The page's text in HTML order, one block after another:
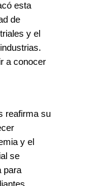
esta
de
y el
a conocer
reafirma su
y el
se
para